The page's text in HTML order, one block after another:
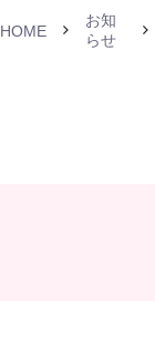
HOME
お知
らせ